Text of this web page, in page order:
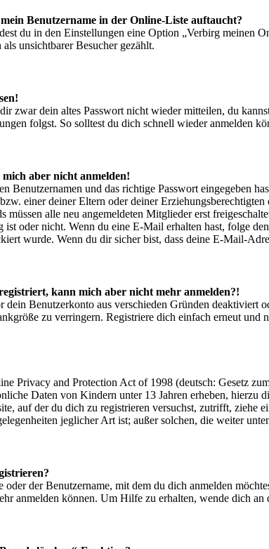
Benutzername in der Online-Liste auftaucht?
du in den Einstellungen eine Option „Verbirg meinen
unsichtbarer Besucher gezählt.
zwar dein altes Passwort nicht wieder mitteilen, du
folgst. So solltest du dich schnell wieder anmelden
aber nicht anmelden!
Benutzernamen und das richtige Passwort eingegeben
einer deiner Eltern oder deiner
müssen alle neu angemeldeten Mitglieder erst
oder nicht. Wenn du eine E-Mail erhalten hast, folge
wurde. Wenn du dir sicher bist, dass deine E-Mail-
kann mich aber nicht mehr anmelden?!
dein Benutzerkonto aus verschieden Gründen
zu verringern. Registriere dich einfach erneut und
Privacy and Protection Act of 1998 (deutsch: Gesetz
Daten von Kindern unter 13 Jahren erheben,
auf der du dich zu registrieren versuchst, zutrifft, ziehe
jeglicher Art ist; außer solchen, die weiter
oder der Benutzername, mit dem du dich anmelden
anmelden können. Um Hilfe zu erhalten, wende dich